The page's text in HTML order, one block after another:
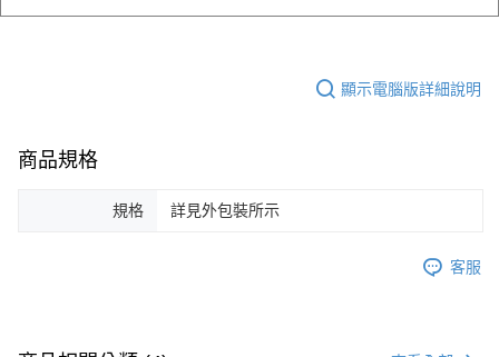
顯示電腦版詳細說明
商品規格
規格 詳見外包裝所示
客服